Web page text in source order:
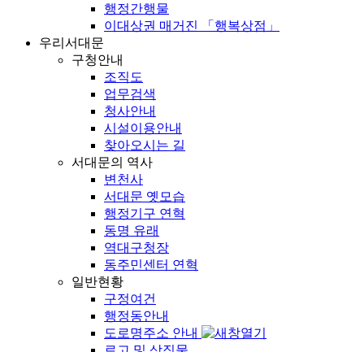
행정간행물
이대상권 매거진 「행복상점」
우리서대문
구청안내
조직도
업무검색
청사안내
시설이용안내
찾아오시는 길
서대문의 역사
변천사
서대문 옛모습
행정기구 연혁
동명 유래
역대구청장
동주민센터 연혁
일반현황
구정여건
행정동안내
도로명주소 안내